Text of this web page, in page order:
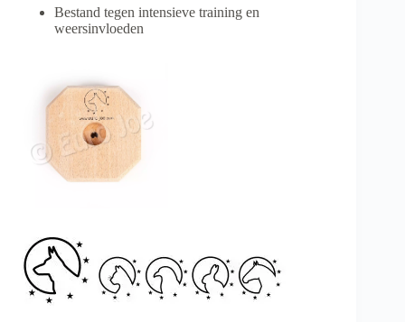
Bestand tegen intensieve training en
weersinvloeden